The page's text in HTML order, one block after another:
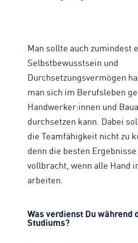
Man sollte auch zumindest
Selbstbewusstsein und
Durchsetzungsvermögen
man sich im Berufsleben
Handwerker:innen und
durchsetzen kann. Dabei
die Teamfähigkeit nicht zu
denn die besten
vollbracht, wenn alle Hand
arbeiten.
Was verdienst Du während
Studiums?